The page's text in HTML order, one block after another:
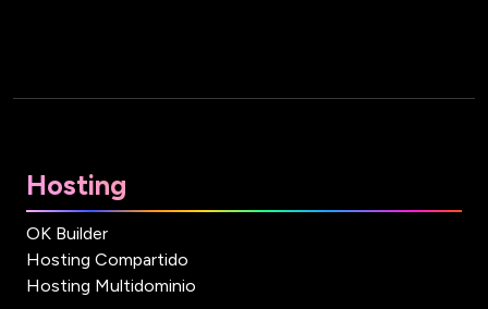
Hosting
OK Builder
Hosting Compartido
Hosting Multidominio